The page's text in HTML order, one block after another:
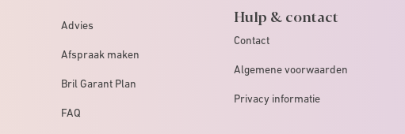
Advies
Afspraak maken
Bril Garant Plan
FAQ
Hulp & contact
Contact
Algemene voorwaarden
Privacy informatie